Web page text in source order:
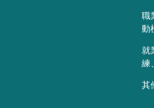
職
動
就
練
其